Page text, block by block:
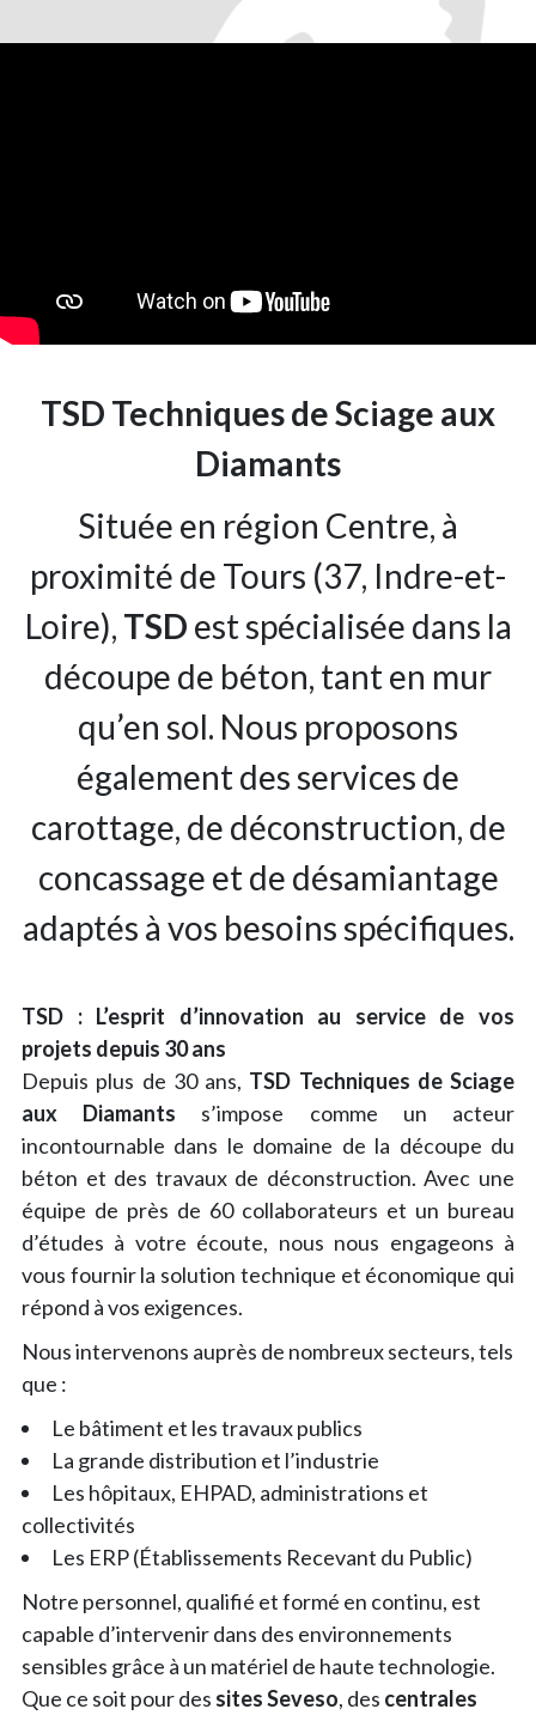
TSD Techniques de Sciage aux
Diamants
Située en région Centre, à
proximité de Tours (37, Indre-et-
Loire), TSD est spécialisée dans la
découpe de béton, tant en mur
qu’en sol. Nous proposons
également des services de
carottage, de déconstruction, de
concassage et de désamiantage
adaptés à vos besoins spécifiques.
TSD : L’esprit d’innovation au service de vos
projets depuis 30 ans
Depuis plus de 30 ans, TSD Techniques de Sciage
aux Diamants s’impose comme un acteur
incontournable dans le domaine de la découpe du
béton et des travaux de déconstruction. Avec une
équipe de près de 60 collaborateurs et un bureau
d’études à votre écoute, nous nous engageons à
vous fournir la solution technique et économique qui
répond à vos exigences.
Nous intervenons auprès de nombreux secteurs, tels
que :
Le bâtiment et les travaux publics
La grande distribution et l’industrie
Les hôpitaux, EHPAD, administrations et
collectivités
Les ERP (Établissements Recevant du Public)
Notre personnel, qualifié et formé en continu, est
capable d’intervenir dans des environnements
sensibles grâce à un matériel de haute technologie.
Que ce soit pour des sites Seveso, des centrales